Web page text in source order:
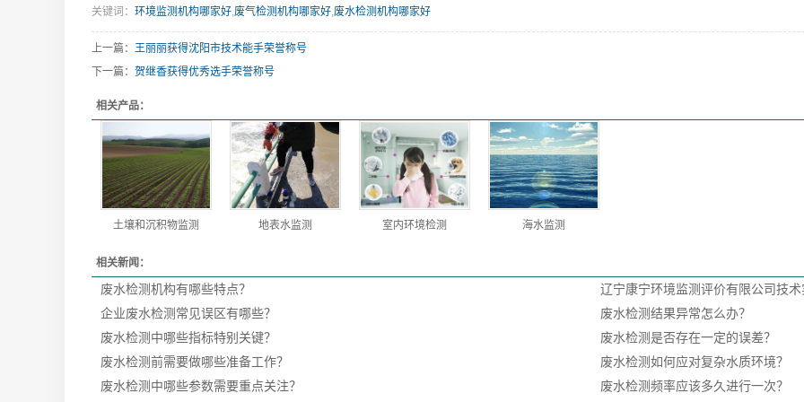
关键词： 环境监测机构哪家好,废气检测机构哪家好,废水检测机构哪家好
上一篇： 王丽丽获得沈阳市技术能手荣誉称号
下一篇： 贺继香获得优秀选手荣誉称号
相关产品：
土壤和沉积物监测 地表水监测 室内环境检测 海水监测
相关新闻：
废水检测机构有哪些特点？
辽宁康宁环境监测评价有限公司技
企业废水检测常见误区有哪些？
废水检测结果异常怎么办？
废水检测中哪些指标特别关键？
废水检测是否存在一定的误差？
废水检测前需要做哪些准备工作？
废水检测如何应对复杂水质环境？
废水检测中哪些参数需要重点关注？
废水检测频率应该多久进行一次？